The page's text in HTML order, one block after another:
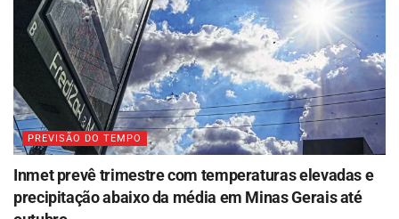
PREVISÃO DO TEMPO
Inmet prevê trimestre com temperaturas elevadas e
precipitação abaixo da média em Minas Gerais até